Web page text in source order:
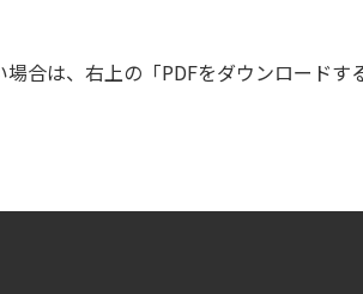
合は、右上の「PDFをダウンロードす